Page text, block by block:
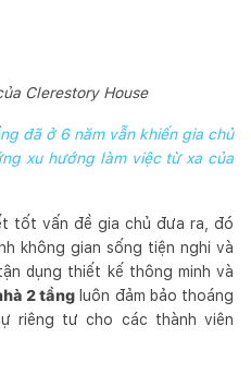
Clerestory House
đã ở 6 năm vẫn khiến gia chủ
xu hướng làm việc từ xa của
tốt vấn đề gia chủ đưa ra, đó
không gian sống tiện nghi và
dụng thiết kế thông minh và
2 tầng luôn đảm bảo thoáng
riêng tư cho các thành viên